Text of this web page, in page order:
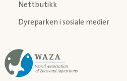
Nettbutikk
Dyreparken i sosiale medier